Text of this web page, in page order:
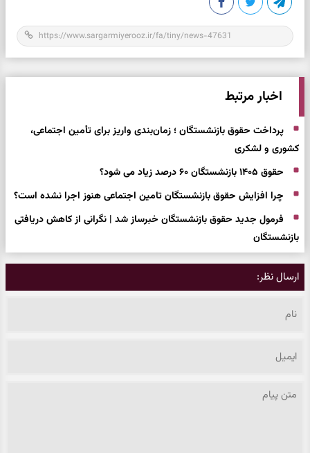
اخبار مرتبط
پرداخت حقوق بازنشستگان ؛ زمان‌بندی واریز برای تأمین اجتماعی،
کشوری و لشکری
حقوق ۱۴۰۵ بازنشستگان ۶۰ درصد زیاد می شود؟
چرا افزایش حقوق بازنشستگان تامین اجتماعی هنوز اجرا نشده است؟
فرمول جدید حقوق بازنشستگان خبرساز شد | نگرانی از کاهش دریافتی
بازنشستگان
ارسال نظر: